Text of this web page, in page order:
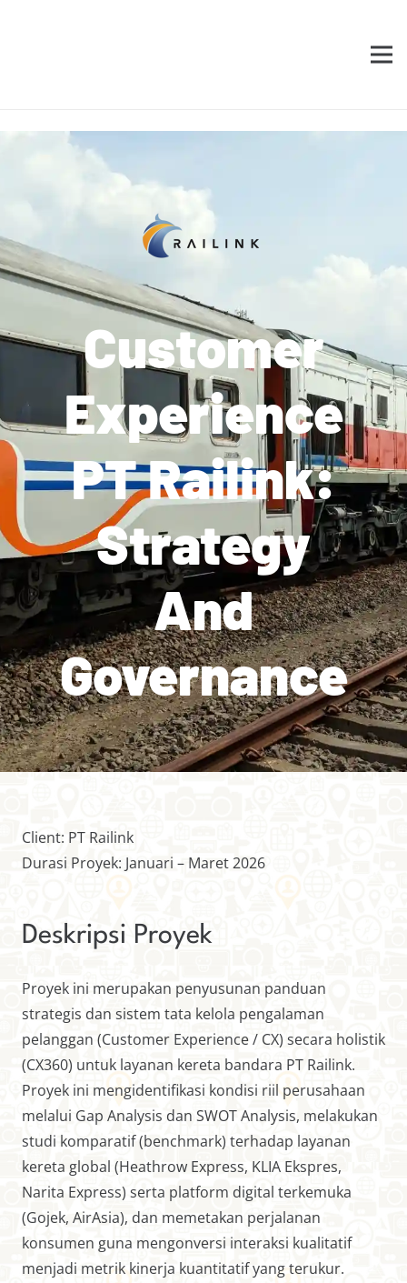
Customer
Experience
PT Railink:
Strategy
And
Governance
Client: PT Railink
Durasi Proyek: Januari – Maret 2026
Deskripsi Proyek
Proyek ini merupakan penyusunan panduan
strategis dan sistem tata kelola pengalaman
pelanggan (Customer Experience / CX) secara holistik
(CX360) untuk layanan kereta bandara PT Railink.
Proyek ini mengidentifikasi kondisi riil perusahaan
melalui Gap Analysis dan SWOT Analysis, melakukan
studi komparatif (benchmark) terhadap layanan
kereta global (Heathrow Express, KLIA Ekspres,
Narita Express) serta platform digital terkemuka
(Gojek, AirAsia), dan memetakan perjalanan
konsumen guna mengonversi interaksi kualitatif
menjadi metrik kinerja kuantitatif yang terukur.